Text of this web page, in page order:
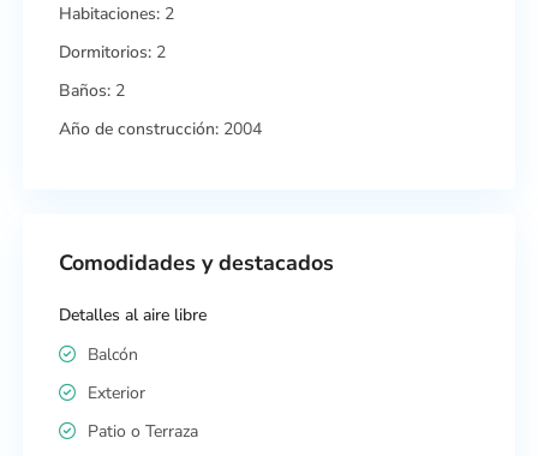
Habitaciones:2
Dormitorios:2
Baños:2
Año de construcción:2004
Comodidades y destacados
Detalles al aire libre
Balcón
Exterior
Patio o Terraza